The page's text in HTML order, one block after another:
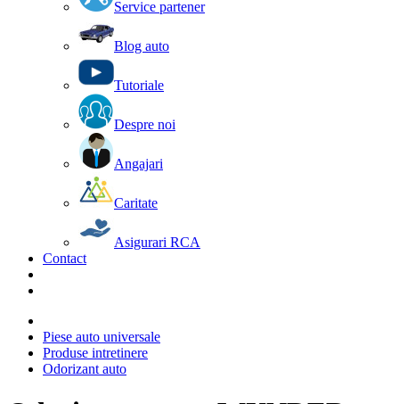
Service partener
Blog auto
Tutoriale
Despre noi
Angajari
Caritate
Asigurari RCA
Contact
Piese auto universale
Produse intretinere
Odorizant auto